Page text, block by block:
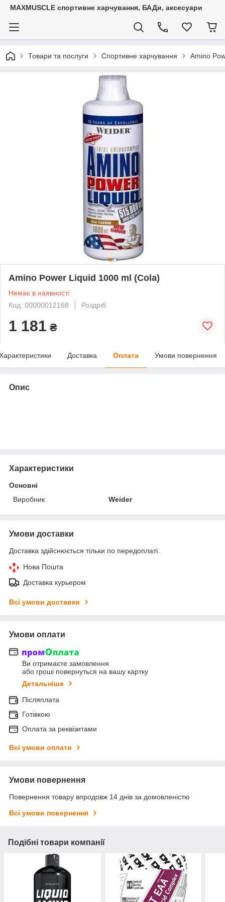
MAXMUSCLE спортивне харчування, БАДи, аксесуари
Товари та послуги Спортивне харчування Amino
Amino Power Liquid 1000 ml (Cola)
Немає в наявності
Код: 00000012168
Роздріб
1 181 ₴
Доставка Оплата Умови повернення
Опис
Характеристики
Основні
Виробник
Weider
Умови доставки
Доставка здійснюється тільки по передоплаті.
Нова Пошта
Доставка курьером
Всі умови доставки
Умови оплати
Ви отримаєте замовлення
або гроші повернуться на вашу картку
Детальніше
Післяплата
Готівкою
Оплата за реквізитами
Всі умови оплати
Умови повернення
Повернення товару впродовж 14 днів за домовленістю
Всі умови повернення
Подібні товари компанії